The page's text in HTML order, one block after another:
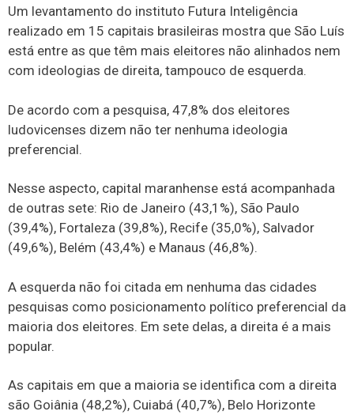
Um levantamento do instituto Futura Inteligência
realizado em 15 capitais brasileiras mostra que São Luís
está entre as que têm mais eleitores não alinhados nem
com ideologias de direita, tampouco de esquerda.
De acordo com a pesquisa, 47,8% dos eleitores
ludovicenses dizem não ter nenhuma ideologia
preferencial.
Nesse aspecto, capital maranhense está acompanhada
de outras sete: Rio de Janeiro (43,1%), São Paulo
(39,4%), Fortaleza (39,8%), Recife (35,0%), Salvador
(49,6%), Belém (43,4%) e Manaus (46,8%).
A esquerda não foi citada em nenhuma das cidades
pesquisas como posicionamento político preferencial da
maioria dos eleitores. Em sete delas, a direita é a mais
popular.
As capitais em que a maioria se identifica com a direita
são Goiânia (48,2%), Cuiabá (40,7%), Belo Horizonte